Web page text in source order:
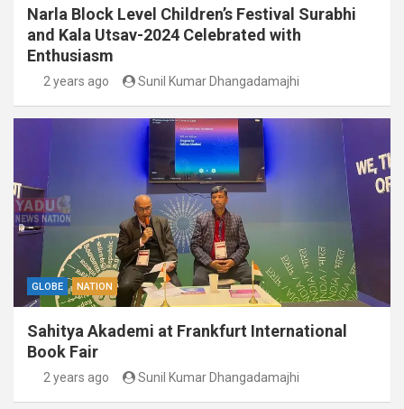
Narla Block Level Children’s Festival Surabhi
and Kala Utsav-2024 Celebrated with
Enthusiasm
2 years ago Sunil Kumar Dhangadamajhi
GLOBE NATION
Sahitya Akademi at Frankfurt International
Book Fair
2 years ago Sunil Kumar Dhangadamajhi